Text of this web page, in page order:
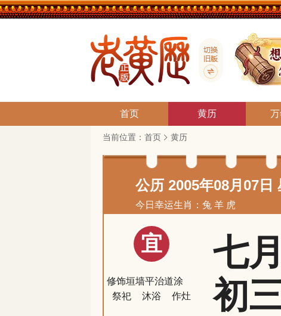
首页 黄历
当前位置： 首页 黄历
公历 2005年08月07日
今日幸运生肖：兔 羊 虎
宜
修饰垣墙平治道涂
祭祀
沐浴 作灶
七月
初